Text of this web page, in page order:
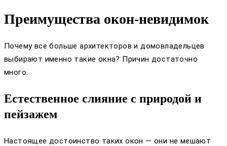
Преимущества окон-невидимок
Почему все больше архитекторов и домовладельцев
выбирают именно такие окна? Причин достаточно
много.
Естественное слияние с природой и
пейзажем
Настоящее достоинство таких окон — они не мешают